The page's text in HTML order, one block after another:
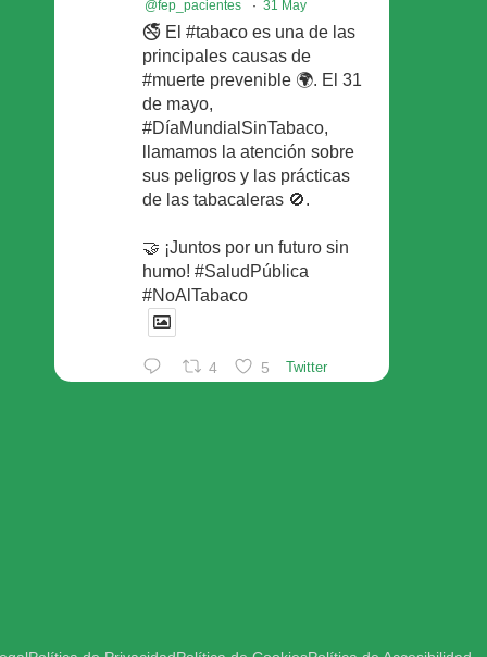
@fep_pacientes · 31 May
🚭 El #tabaco es una de las
principales causas de
#muerte prevenible 🌍. El 31
de mayo,
#DíaMundialSinTabaco,
llamamos la atención sobre
sus peligros y las prácticas
de las tabacaleras 🚫.
🤝 ¡Juntos por un futuro sin
humo! #SaludPública
#NoAlTabaco
4 5 Twitter